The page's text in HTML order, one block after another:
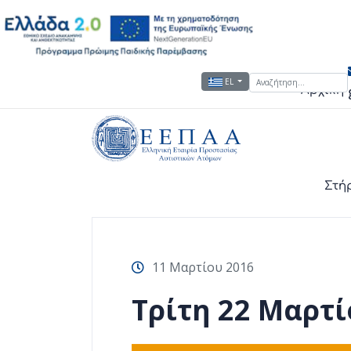
Επιλέξτε τη γλώσσα σας
EL Αναζήτηση...
Αρχική
Τρίτη 22
11 Μαρτίου 2016